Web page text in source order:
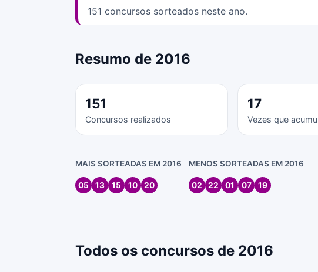
151 concursos sorteados neste ano.
Resumo de 2016
151
Concursos realizados
17
Vezes que
MAIS SORTEADAS EM 2016
05 13 15 10 20
MENOS SORTEADAS EM 2016
02 22 01 07 19
Todos os concursos de 2016